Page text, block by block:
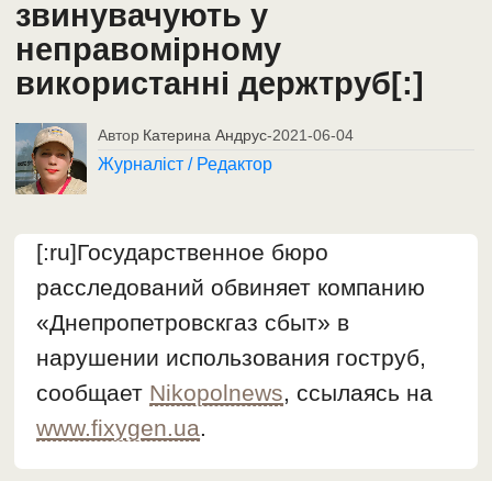
звинувачують у
неправомірному
використанні держтруб[:]
Автор Катерина Андрус-2021-06-04
Журналіст / Редактор
[:ru]Государственное бюро
расследований обвиняет компанию
«Днепропетровскгаз сбыт» в
нарушении использования гоструб,
сообщает Nikopolnews, ссылаясь на
www.fixygen.ua.